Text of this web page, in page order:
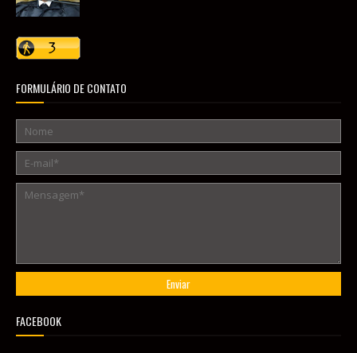
FORMULÁRIO DE CONTATO
FACEBOOK